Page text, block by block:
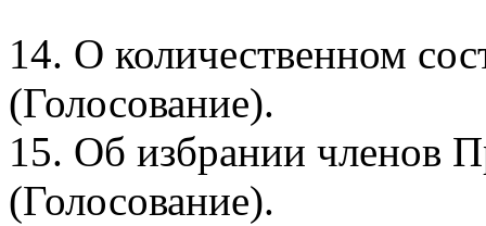
14. О количественном
(Голосование).
15. Об избрании членов
(Голосование).